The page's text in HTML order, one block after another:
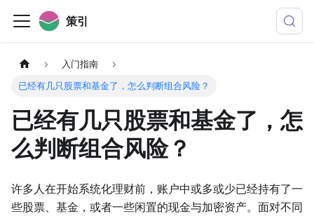
策引
入门指南
已经有几只股票和基金了，怎么判断组合风险？
已经有几只股票和基金了，怎
么判断组合风险？
许多人在开始系统化理财前，账户中或多或少已经持有了一
些股票、基金，或者一些闲置的现金与加密资产。面对不同